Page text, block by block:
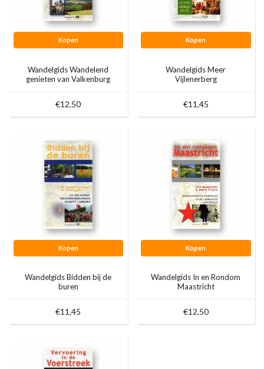
Kopen
Wandelgids Wandelend
genieten van Valkenburg
€12,50
Kopen
Wandelgids Meer
Vijlenerberg
€11,45
Kopen
Wandelgids Bidden bij de
buren
€11,45
Kopen
Wandelgids In en Rondom
Maastricht
€12,50